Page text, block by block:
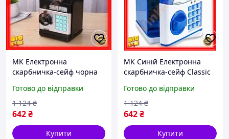
MK Електронна
скарбничка-сейф чорна
замком для зберігання
грошей та монет сейф
PAP10\W
Готово до відправки
642₴
1 124 ₴
Купити
MK Синій Електронна
скарбничка-сейф Classic
для дітей та дорослих
безпечне збері PAP10\W
Готово до відправки
642₴
1 124 ₴
Купити